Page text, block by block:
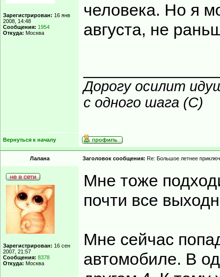
Зарегистрирован: 16 янв
2008, 14:48
Сообщения: 1954
Откуда: Москва
человека. Но я
августа, не
Дорогу осилит
с одного шага (С)
Вернуться к началу
Лалана Заголовок сообщения: Re: Большое летнее
Зарегистрирован: 16 сен
2007, 21:57
Сообщения: 8378
Откуда: Москва
Мне тоже
почти все
Мне сейчас
автомобиле. В